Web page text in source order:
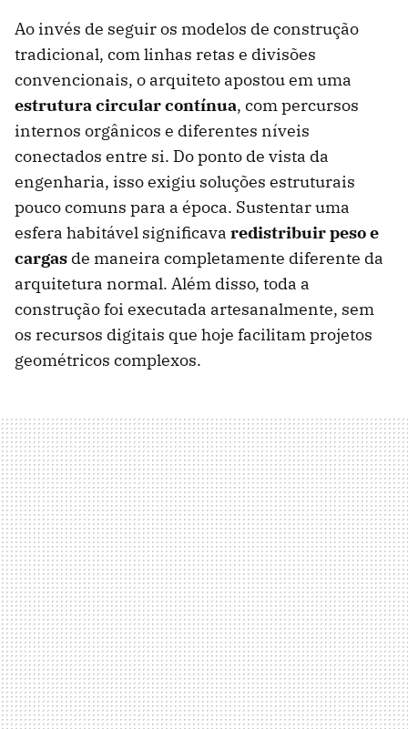
Ao invés de seguir os modelos de construção
tradicional, com linhas retas e divisões
convencionais, o arquiteto apostou em uma
estrutura circular contínua, com percursos
internos orgânicos e diferentes níveis
conectados entre si. Do ponto de vista da
engenharia, isso exigiu soluções estruturais
pouco comuns para a época. Sustentar uma
esfera habitável significava redistribuir peso e
cargas de maneira completamente diferente da
arquitetura normal. Além disso, toda a
construção foi executada artesanalmente, sem
os recursos digitais que hoje facilitam projetos
geométricos complexos.